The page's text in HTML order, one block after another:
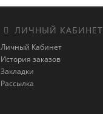
ЛИЧНЫЙ КАБИНЕТ
Личный Кабинет
История заказов
Закладки
Рассылка